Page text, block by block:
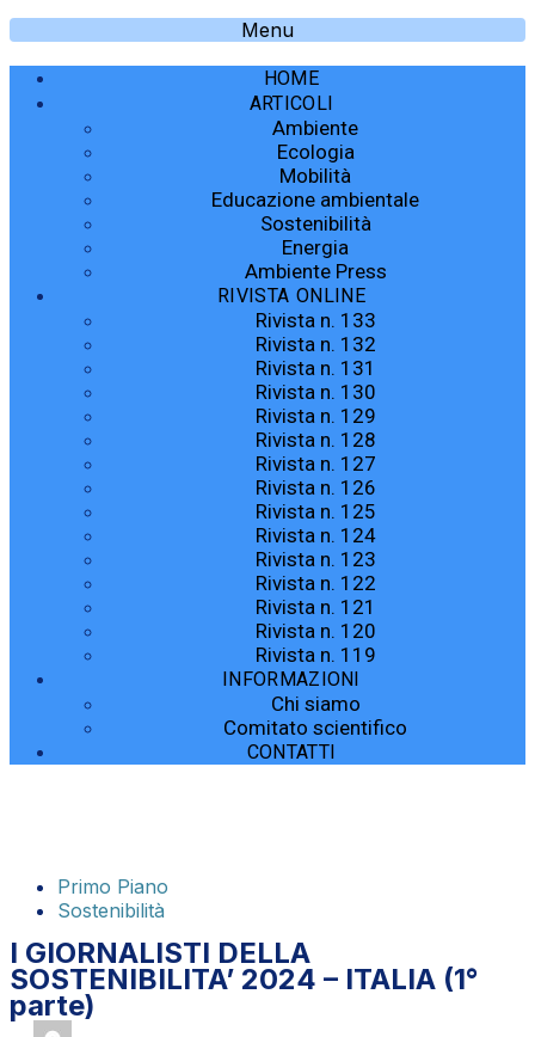
Menu
HOME
ARTICOLI
Ambiente
Ecologia
Mobilità
Educazione ambientale
Sostenibilità
Energia
Ambiente Press
RIVISTA ONLINE
Rivista n. 133
Rivista n. 132
Rivista n. 131
Rivista n. 130
Rivista n. 129
Rivista n. 128
Rivista n. 127
Rivista n. 126
Rivista n. 125
Rivista n. 124
Rivista n. 123
Rivista n. 122
Rivista n. 121
Rivista n. 120
Rivista n. 119
INFORMAZIONI
Chi siamo
Comitato scientifico
CONTATTI
Primo Piano
Sostenibilità
I GIORNALISTI DELLA
SOSTENIBILITA’ 2024 – ITALIA (1°
parte)